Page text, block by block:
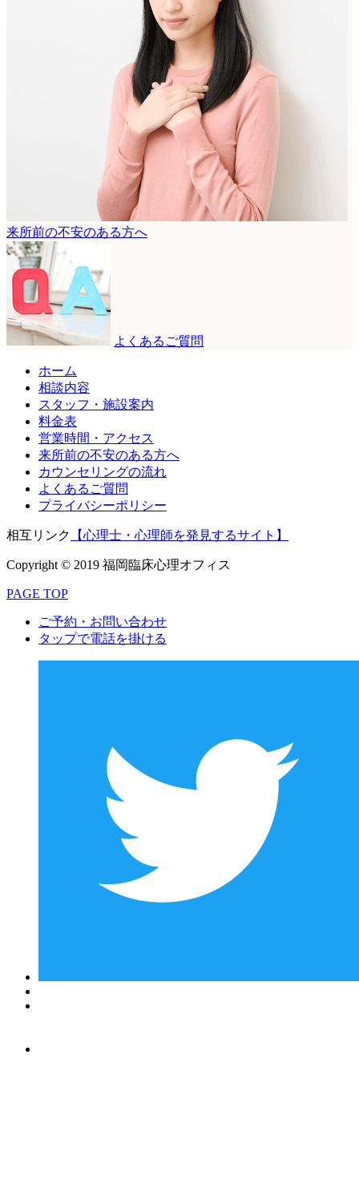
来所前の不安のある方へ
よくあるご質問
ホーム
相談内容
スタッフ・施設案内
料金表
営業時間・アクセス
来所前の不安のある方へ
カウンセリングの流れ
よくあるご質問
プライバシーポリシー
相互リンク 【心理士・心理師を発見するサイト】
Copyright © 2019 福岡臨床心理オフィス
PAGE TOP
ご予約・お問い合わせ
タップで電話を掛ける